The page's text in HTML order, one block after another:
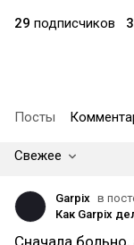
29 подписчиков
Посты
Свежее
Garpix в
Сначала